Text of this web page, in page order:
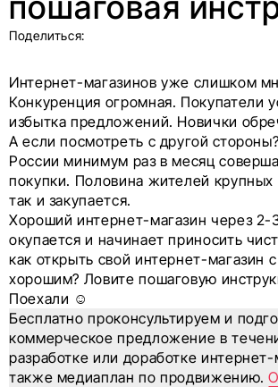
Поделиться:
Интернет-магазинов уже слишком
Конкуренция огромная. Покупатели
избытка предложений. Новички
А если посмотреть с другой
России минимум раз в месяц
покупки. Половина жителей крупных
так и закупается.
Хороший интернет-магазин через 2-
окупается и начинает приносить
как открыть свой интернет-магазин
хорошим? Ловите пошаговую
Поехали ☺
Бесплатно проконсультируем и
коммерческое предложение в
разработке или доработке интернет-
также медиаплан по продвижению.